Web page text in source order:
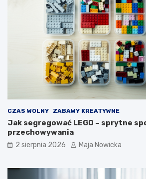
CZAS WOLNY ZABAWY KREATYWNE
Jak segregować LEGO – sprytne
przechowywania
2 sierpnia 2026 Maja Nowicka